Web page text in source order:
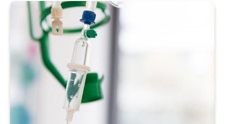
2026 ist eine Schieflage im Besoldungssystem
entstanden, die…